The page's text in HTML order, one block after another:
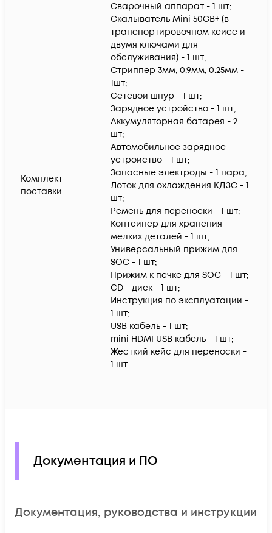
Комплект
поставки
Сварочный аппарат - 1 шт;
Скалыватель Mini 50GB+ (в
транспортировочном кейсе и
двумя ключами для
обслуживания) - 1 шт;
Стриппер 3мм, 0.9мм, 0.25мм -
1шт;
Сетевой шнур - 1 шт;
Зарядное устройство - 1 шт;
Аккумуляторная батарея - 2
шт;
Автомобильное зарядное
устройство - 1 шт;
Запасные электроды - 1 пара;
Лоток для охлаждения КДЗС - 1
шт;
Ремень для переноски - 1 шт;
Контейнер для хранения
мелких деталей - 1 шт;
Универсальный прижим для
SOC - 1 шт;
Прижим к печке для SOC - 1 шт;
CD - диск - 1 шт;
Инструкция по эксплуатации -
1 шт;
USB кабель - 1 шт;
mini HDMI USB кабель - 1 шт;
Жесткий кейс для переноски -
1 шт.
Документация и ПО
Документация, руководства и инструкции